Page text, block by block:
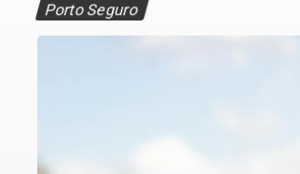
Porto Seguro